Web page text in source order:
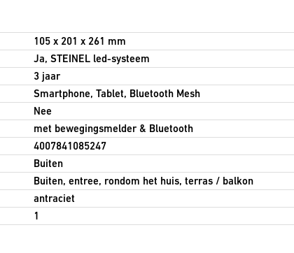
105 x 201 x 261 mm
Ja, STEINEL led-systeem
3 jaar
Smartphone, Tablet, Bluetooth Mesh
Nee
met bewegingsmelder & Bluetooth
4007841085247
Buiten
Buiten, entree, rondom het huis, terras / balkon
antraciet
1